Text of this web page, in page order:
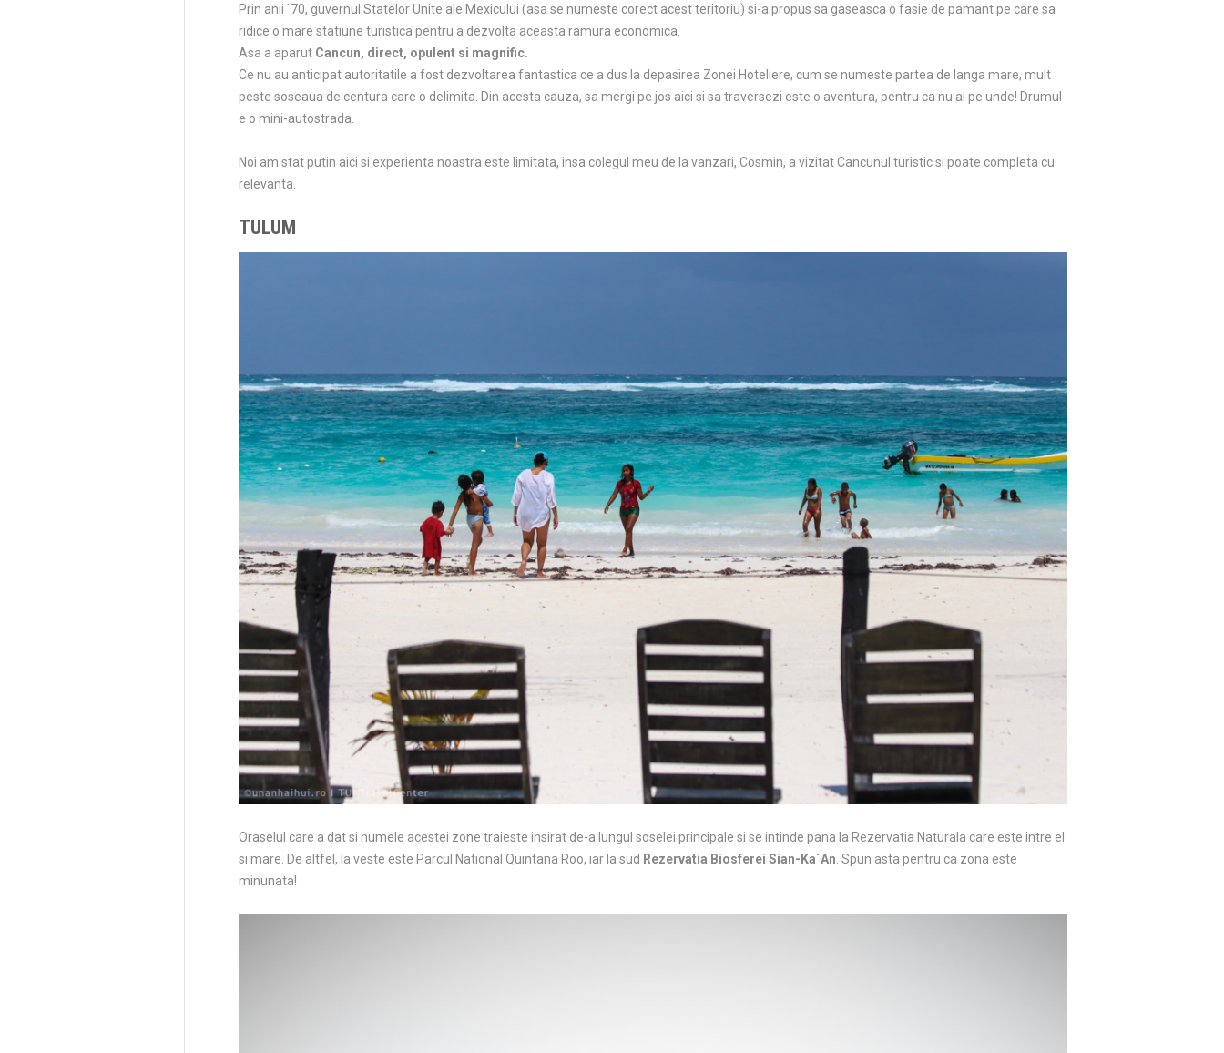
Prin anii `70, guvernul Statelor Unite ale Mexicului (asa se numeste corect acest teritoriu) si-a propus sa gaseasca o fasie de pamant pe care sa
ridice o mare statiune turistica pentru a dezvolta aceasta ramura economica.
Asa a aparut Cancun, direct, opulent si magnific.
Ce nu au anticipat autoritatile a fost dezvoltarea fantastica ce a dus la depasirea Zonei Hoteliere, cum se numeste partea de langa mare, mult
peste soseaua de centura care o delimita. Din acesta cauza, sa mergi pe jos aici si sa traversezi este o aventura, pentru ca nu ai pe unde! Drumul
e o mini-autostrada.
Noi am stat putin aici si experienta noastra este limitata, insa colegul meu de la vanzari, Cosmin, a vizitat Cancunul turistic si poate completa cu
relevanta.
TULUM
Oraselul care a dat si numele acestei zone traieste insirat de-a lungul soselei principale si se intinde pana la Rezervatia Naturala care este intre el
si mare. De altfel, la veste este Parcul National Quintana Roo, iar la sud Rezervatia Biosferei Sian-Ka´An . Spun asta pentru ca zona este
minunata!